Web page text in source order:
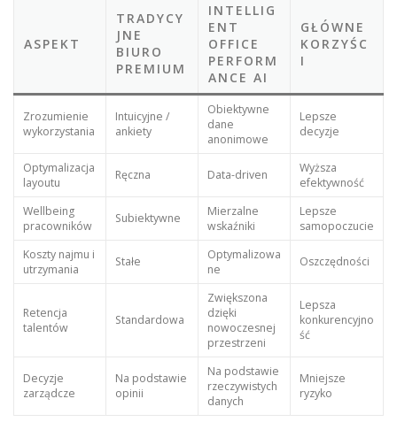
ASPEKT
TRADYCY
JNE
BIURO
PREMIUM
INTELLIG
ENT
OFFICE
PERFORM
ANCE AI
GŁÓWNE
KORZYŚC
I
Zrozumienie
wykorzystania
Intuicyjne /
ankiety
Obiektywne
dane
anonimowe
Lepsze
decyzje
Optymalizacja
layoutu
Ręczna Data-driven
Wyższa
efektywność
Wellbeing
pracowników
Subiektywne
Mierzalne
wskaźniki
Lepsze
samopoczucie
Koszty najmu i
utrzymania
Stałe
Optymalizowa
ne
Oszczędności
Retencja
talentów
Standardowa
Zwiększona
dzięki
nowoczesnej
przestrzeni
Lepsza
konkurencyjno
ść
Decyzje
zarządcze
Na podstawie
opinii
Na podstawie
rzeczywistych
danych
Mniejsze
ryzyko